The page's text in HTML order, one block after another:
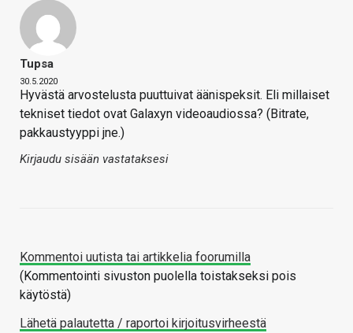
Tupsa
30.5.2020
Hyvästä arvostelusta puuttuivat äänispeksit. Eli millaiset
tekniset tiedot ovat Galaxyn videoaudiossa? (Bitrate,
pakkaustyyppi jne.)
Kirjaudu sisään vastataksesi
Kommentoi uutista tai artikkelia foorumilla
(Kommentointi sivuston puolella toistakseksi pois
käytöstä)
Lähetä palautetta / raportoi kirjoitusvirheestä